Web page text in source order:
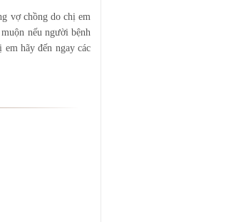
vợ chồng do chị em
nếu người bệnh
hãy đến ngay các